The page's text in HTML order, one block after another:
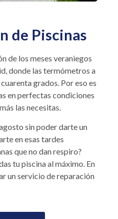
de Piscinas
de los meses veraniegos
donde las termómetros a
grados. Por eso es
en perfectas condiciones
las necesitas.
sin poder darte un
en esas tardes
que no dan respiro?
tu piscina al máximo. En
un servicio de reparación